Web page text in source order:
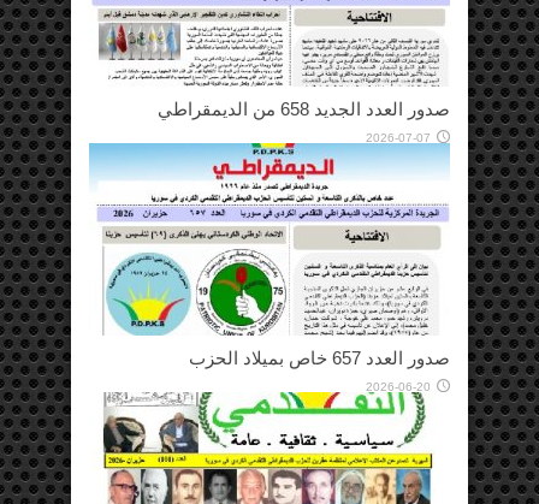
صدور العدد الجديد 658 من الديمقراطي
2026-07-07
صدور العدد 657 خاص بميلاد الحزب
2026-06-20